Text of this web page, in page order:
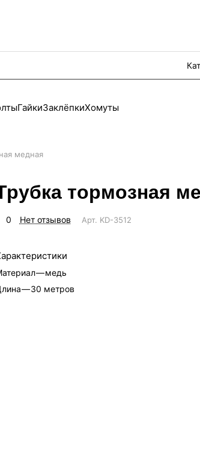
ГайкиЗаклёпкиХомуты
медная
тормозная
0 Нет отзывов Арт. KD-3512
—медь
—30 метров